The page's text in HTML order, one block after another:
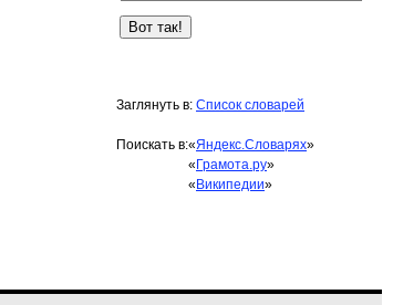
Заглянуть в: Список словарей
Поискать в:«Яндекс.Словарях»
« Грамота.ру»
« Википедии»